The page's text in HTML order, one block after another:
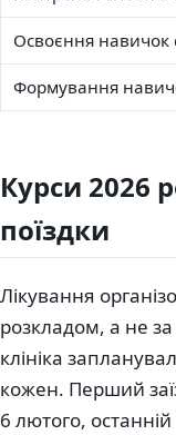
Освоєння навичок
Формування
Курси 2026
поїздки
Лікування
розкладом, а не
клініка
кожен. Перший
6 лютого,